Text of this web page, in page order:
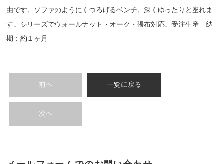
由です。ソファのようにくつろげるベンチ。深くゆったりと座れま
す。シリーズでウォールナット・オーク・張布対応。受注生産 納
期：約１ヶ月
前へ 一覧に戻る
次へ